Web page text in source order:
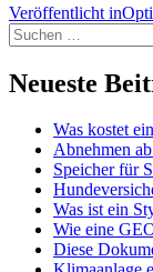
Veröffentlicht in
Suchen
nach:
Neueste
Was kostet
Abnehmen
Speicher für
Was ist ein
Wie eine
Diese